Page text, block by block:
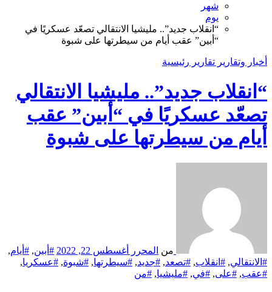
شهر
يوم
“انقلاب جديد”.. مليشيا الانتقالي تصعّد عسكريًا في
“أبين” عقب أيام من سيطرتها على شبوة
أخبار وتقارير تقارير رئيسية
“انقلاب جديد”.. مليشيا الانتقالي
تصعّد عسكريًا في “أبين” عقب
أيام من سيطرتها على شبوة
من المحرر أغسطس 22, 2022 #أبين, #أيام,
#الانتقالي, #انقلاب, #تصعد, #جديد, #سيطرتها, #شبوة, #عسكريا,
#عقب, #على, #في, #مليشيا, #من